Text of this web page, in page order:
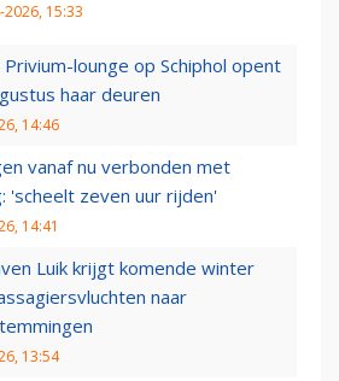
2026, 15:33
lounge op Schiphol opent
haar deuren
14:46
vanaf nu verbonden met
'scheelt zeven uur rijden'
14:41
Luik krijgt komende winter
naar
13:54